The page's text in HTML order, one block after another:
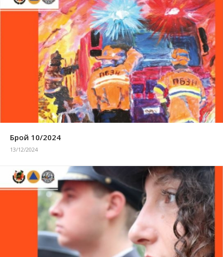
Брой 10/2024
13/12/2024